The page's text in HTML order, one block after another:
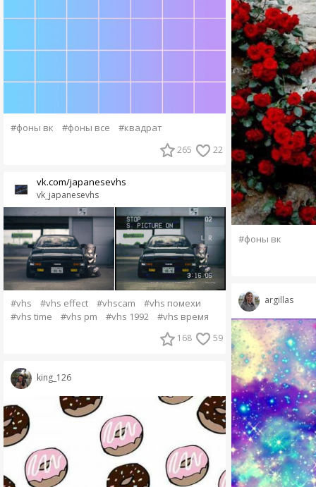
#фоны вк #фоны все #квадрат
265 22
vk_japanesevhs
vk.com/japanesevhs
#vhs #vhs effect #vhscam
#vhs помехи
#vhs time
#vhs pm #vhs 1992 #vhs время
168 59
king_126
#фоны вк
argillas